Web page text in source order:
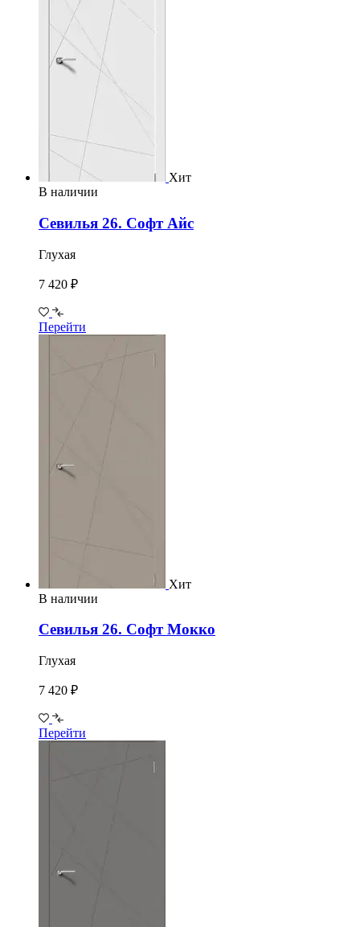
Хит
В наличии
Севилья 26. Софт Айс
Глухая
7 420 ₽
Перейти
Хит
В наличии
Севилья 26. Софт Мокко
Глухая
7 420 ₽
Перейти